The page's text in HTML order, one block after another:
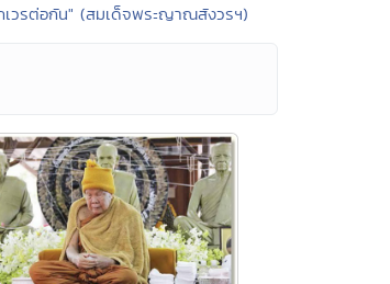
เวรต่อกัน" (สมเด็จพระญาณสังวรฯ)